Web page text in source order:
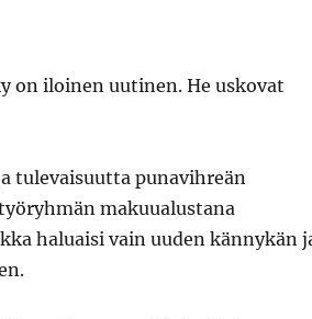
on iloinen uutinen. He uskovat
tulevaisuutta punavihreän
makuualustana
haluaisi vain uuden kännykän